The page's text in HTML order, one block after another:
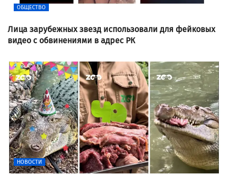
ОБЩЕСТВО
Лица зарубежных звезд использовали для фейковых
видео с обвинениями в адрес РК
НОВОСТИ